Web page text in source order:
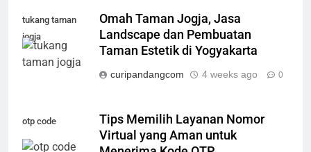
tukang taman
jogja
Omah Taman Jogja, Jasa
Landscape dan Pembuatan
Taman Estetik di Yogyakarta
curipandangcom 4 weeks ago 0
otp code
Tips Memilih Layanan Nomor
Virtual yang Aman untuk